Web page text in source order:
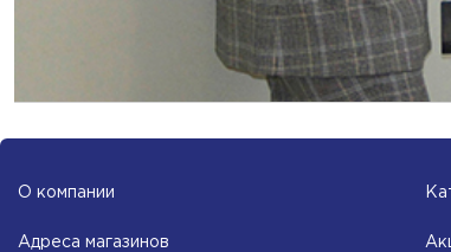
О компании
Адреса магазинов